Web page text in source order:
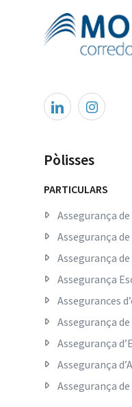
Pòlisses
PARTICULARS
Assegurança
Assegurança
Assegurança
Assegurança
Assegurances
Assegurança
Assegurança
Assegurança
Assegurança